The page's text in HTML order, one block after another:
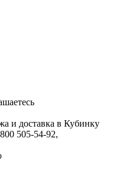
и доставка в Кубинку
505-54-92,